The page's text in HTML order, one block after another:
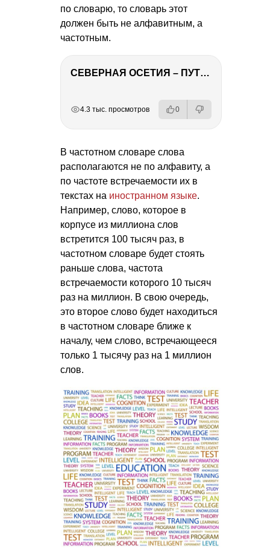
по словарю, то словарь этот
должен быть не алфавитным, а
частотным.
СЕВЕРНАЯ ОСЕТИЯ – ПУТЕШЕСТВИЕ НА КАВКАЗ часть 4
4.3 тыс. просмотров 0
В частотном словаре слова
располагаются не по алфавиту, а
по частоте встречаемости их в
текстах на иностранном языке.
Например, слово, которое в
корпусе из миллиона слов
встретится 100 тысяч раз, в
частотном словаре будет стоять
раньше слова, частота
встречаемости которого 10 тысяч
раз на миллион. В свою очередь,
это второе слово будет находиться
в частотном словаре ближе к
началу, чем слово, встречающееся
только 1 тысячу раз на 1 миллион
слов.